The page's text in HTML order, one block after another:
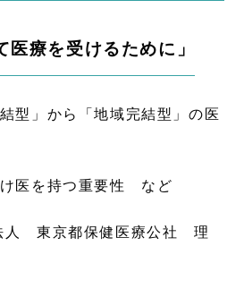
医療を受けるために」
」から「地域完結型」の医
持つ重要性 など
東京都保健医療公社 理